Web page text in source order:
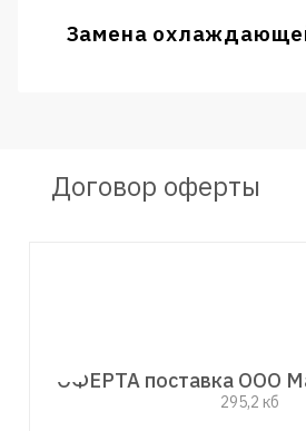
Замена
Договор оферты
ОФЕРТА поставка ООО
295,2 кб